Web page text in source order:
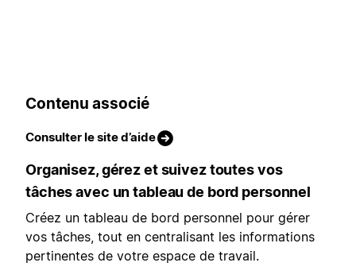
Contenu associé
Consulter le site d’aide
Organisez, gérez et suivez toutes vos
tâches avec un tableau de bord personnel
Créez un tableau de bord personnel pour gérer
vos tâches, tout en centralisant les informations
pertinentes de votre espace de travail.